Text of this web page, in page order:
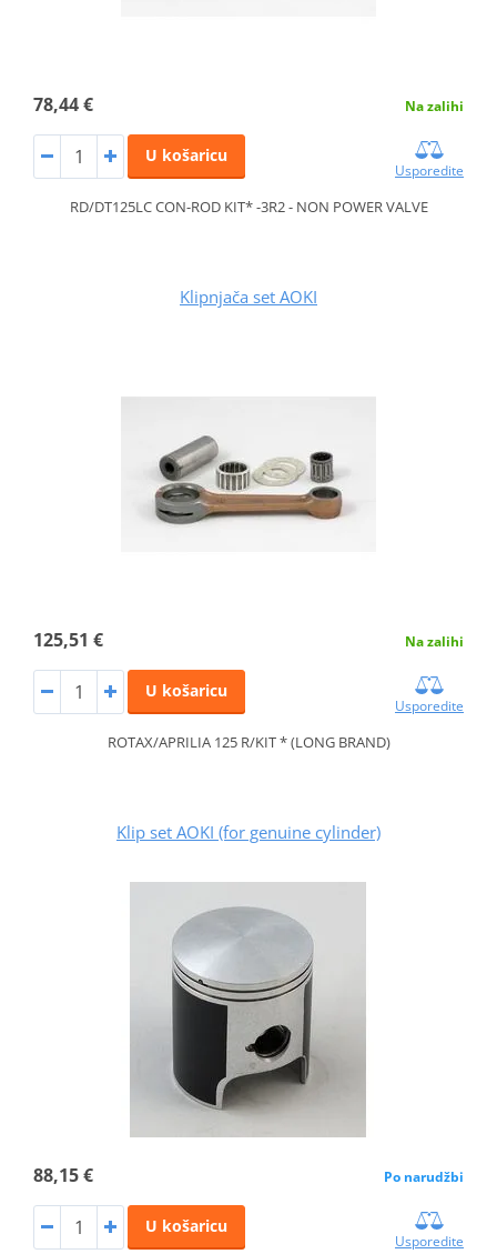
78,44 € Na zalihi
U košaricu
Usporedite
RD/DT125LC CON-ROD KIT* -3R2 - NON POWER VALVE
Klipnjača set AOKI
125,51 € Na zalihi
U košaricu
Usporedite
ROTAX/APRILIA 125 R/KIT * (LONG BRAND)
Klip set AOKI (for genuine cylinder)
88,15 € Po narudžbi
U košaricu
Usporedite